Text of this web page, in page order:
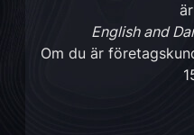
English and
Om du är